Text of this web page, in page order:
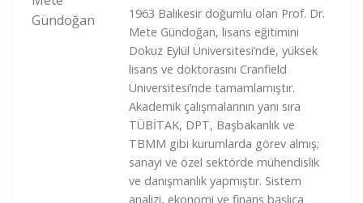
1963 Balıkesir doğumlu olan Prof. Dr.
Mete Gündoğan, lisans eğitimini
Dokuz Eylül Üniversitesi’nde, yüksek
lisans ve doktorasını Cranfield
Üniversitesi’nde tamamlamıştır.
Akademik çalışmalarının yanı sıra
TÜBİTAK, DPT, Başbakanlık ve
TBMM gibi kurumlarda görev almış;
sanayi ve özel sektörde mühendislik
ve danışmanlık yapmıştır. Sistem
analizi, ekonomi ve finans başlıca